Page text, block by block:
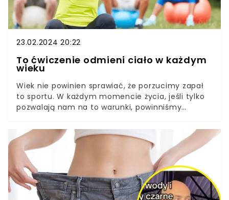
23.02.2024 20:22
To ćwiczenie odmieni ciało w każdym
wieku
Wiek nie powinien sprawiać, że porzucimy zapał
to sportu. W każdym momencie życia, jeśli tylko
pozwalają nam na to warunki, powinniśmy
fizycznej, która ma zbawienny wpływ na nasze
ciała. Trenerzy personalni tworzą specjalne
zestawy ćwiczeń dostosowane do potrzeb i
możliwości seniorów i seniorek, aby każdy mógł
zadbać o swoją kondycję i szczupłą sylwetkę.